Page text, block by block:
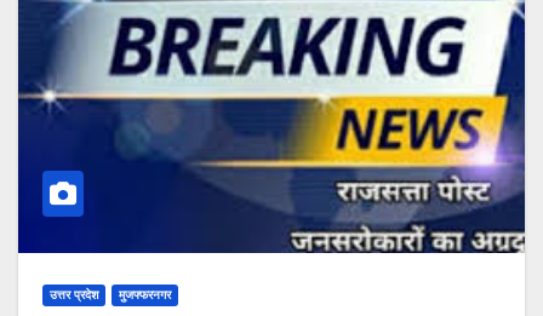
उत्तर प्रदेश मुजफ्फरनगर